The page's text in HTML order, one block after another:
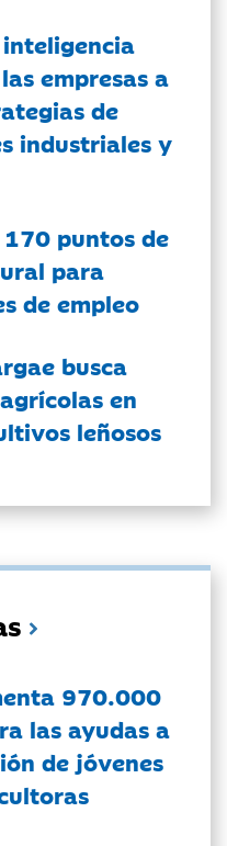
empresas a
de
industriales y
puntos de
para
de empleo
busca
en
leñosos
970.000
las ayudas a
de jóvenes